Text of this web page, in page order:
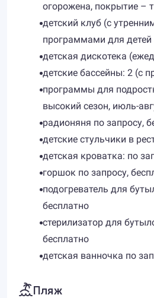
огорожена, покрытие –
детский клуб (с
программами для детей
детская дискотека
детские бассейны: 2 (с
программы для
высокий сезон, июль-
радионяня по запросу,
детские стульчики в
детская кроватка: по
горшок по запросу,
подогреватель для
бесплатно
стерилизатор для
бесплатно
детская ванночка по
Пляж